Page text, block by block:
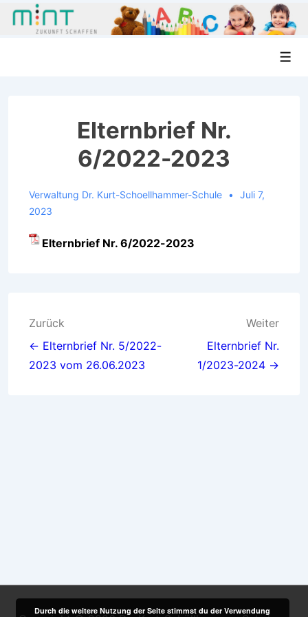
Elternbrief Nr.
6/2022-2023
Verwaltung Dr. Kurt-Schoellhammer-Schule
Juli 7,
2023
Elternbrief Nr. 6/2022-2023
Beitragsnavigation
Zurück
← Elternbrief Nr. 5/2022-
2023 vom 26.06.2023
Weiter
Elternbrief Nr.
1/2023-2024 →
Durch die weitere Nutzung der Seite stimmst du der Verwendung